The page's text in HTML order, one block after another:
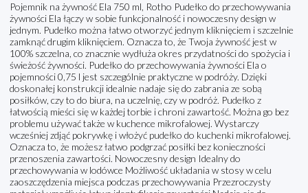
Pojemnik na żywność Ela 750 ml, Rotho Pudełko do przechowywania
żywności Ela łączy w sobie funkcjonalność i nowoczesny design w
jednym. Pudełko można łatwo otworzyć jednym kliknięciem i szczelnie
zamknąć drugim kliknięciem. Oznacza to, że Twoja żywność jest w
100% szczelna, co znacznie wydłuża okres przydatności do spożycia i
świeżość żywności. Pudełko do przechowywania żywności Ela o
pojemności 0,75 l jest szczególnie praktyczne w podróży. Dzięki
doskonałej konstrukcji idealnie nadaje się do zabrania ze sobą
posiłków, czy to do biura, na uczelnię, czy w podróż. Pudełko z
łatwością mieści się w każdej torbie i chroni zawartość. Można go bez
problemu używać także w kuchence mikrofalowej. Wystarczy
wcześniej zdjąć pokrywkę i włożyć pudełko do kuchenki mikrofalowej.
Oznacza to, że możesz łatwo podgrzać posiłki bez konieczności
przenoszenia zawartości. Nowoczesny design Idealny do
przechowywania w lodówce Możliwość układania w stosy w celu
zaoszczędzenia miejsca podczas przechowywania Przezroczysty